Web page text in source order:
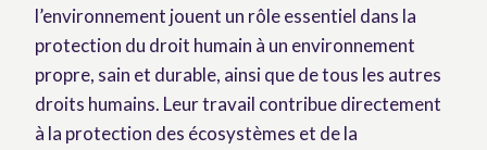
l’environnement jouent un rôle essentiel dans la
protection du droit humain à un environnement
propre, sain et durable, ainsi que de tous les autres
droits humains. Leur travail contribue directement
à la protection des écosystèmes et de la